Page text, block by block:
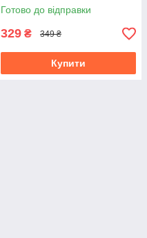
Готово до відправки
329 ₴ 349 ₴
Купити